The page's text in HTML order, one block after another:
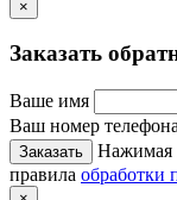
×
Заказать
Ваше имя
Ваш номер телефона
Нажимая
правила обработки